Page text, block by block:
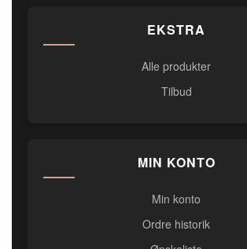
EKSTRA
Alle produkter
Tilbud
MIN KONTO
Min konto
Ordre historik